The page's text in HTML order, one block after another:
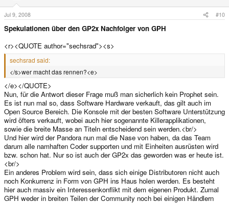
Jul 9, 2008 #10
Spekulationen über den GP2x Nachfolger von GPH
<r><QUOTE author="sechsrad"><s>
sechsrad said:
</s>wer macht das rennen?<e>
</e></QUOTE>
Nun, für die Antwort dieser Frage muß man sicherlich kein Prophet sein.
Es ist nun mal so, dass Software Hardware verkauft, das gilt auch im
Open Source Bereich. Die Konsole mit der besten Software Unterstützung
wird öfters verkauft, wobei auch hier sogenannte Killerapplikationen,
sowie die breite Masse an Titeln entscheidend sein werden.<br/>
Und hier wird der Pandora nun mal die Nase von haben, da das Team
darum alle namhaften Coder supporten und mit Einheiten ausrüsten wird
bzw. schon hat. Nur so ist auch der GP2x das geworden was er heute ist.
<br/>
Ein anderes Problem wird sein, dass sich einige Distributoren nicht auch
noch Konkurrenz in Form von GPH ins Haus holen werden. Es besteht
hier auch massiv ein Interessenkonflikt mit dem eigenen Produkt. Zumal
GPH weder in breiten Teilen der Community noch bei einigen Händlern